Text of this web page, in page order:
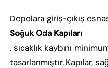
Depolara giriş-çıkış
Soğuk Oda Kapıları
, sıcaklık kaybını
tasarlanmıştır. Kapılar,